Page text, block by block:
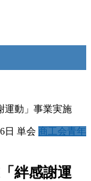
運動」事業実施
日 単会 商工会青年